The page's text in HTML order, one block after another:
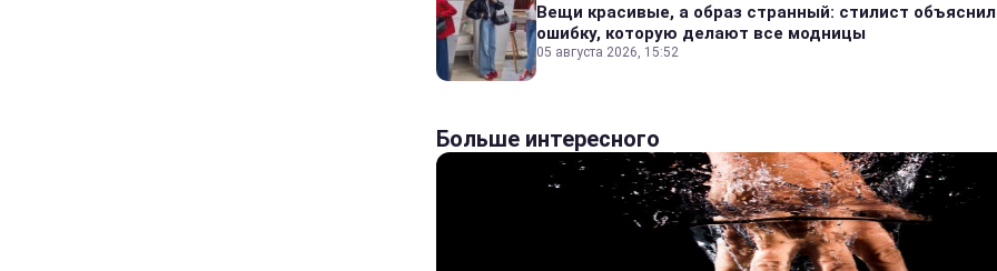
Вещи красивые, а образ странный: стилист
ошибку, которую делают все модницы
05 августа 2026, 15:52
Больше интересного